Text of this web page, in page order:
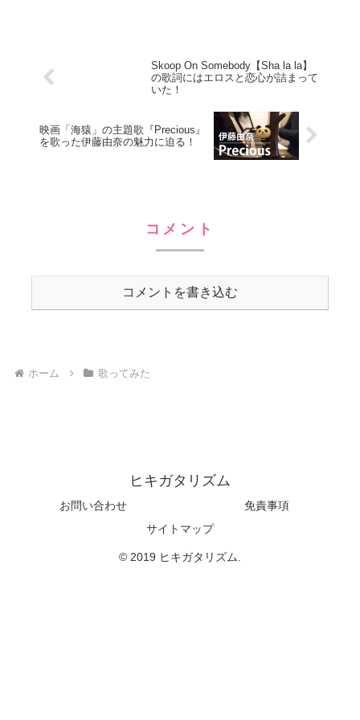
Skoop On Somebody【Sha la la】
の歌詞にはエロスと恋心が詰まって
いた！
映画「海猿」の主題歌『Precious』
を歌った伊藤由奈の魅力に迫る！
コメント
コメントを書き込む
ホーム 歌ってみた
ヒキガタリズム
お問い合わせ
免責事項
サイトマップ
© 2019 ヒキガタリズム.